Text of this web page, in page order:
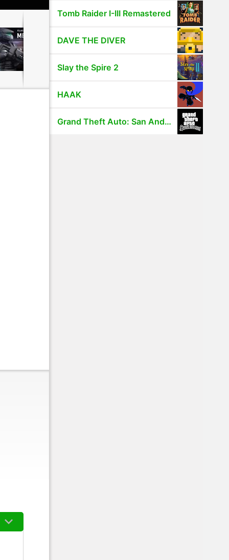
Tomb Raider I-III Remastered
DAVE THE DIVER
Slay the Spire 2
HAAK
Grand Theft Auto: San Andreas